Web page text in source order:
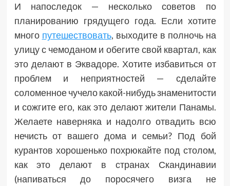
И напоследок — несколько советов по
планированию грядущего года. Если хотите
много путешествовать, выходите в полночь на
улицу с чемоданом и обегите свой квартал, как
это делают в Эквадоре. Хотите избавиться от
проблем и неприятностей — сделайте
соломенное чучело какой-нибудь знаменитости
и сожгите его, как это делают жители Панамы.
Желаете наверняка и надолго отвадить всю
нечисть от вашего дома и семьи? Под бой
курантов хорошенько похрюкайте под столом,
как это делают в странах Скандинавии
(напиваться до поросячего визга не